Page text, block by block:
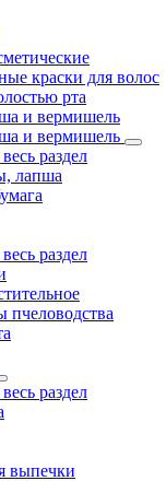
краски для волос
рта
и вермишель
и вермишель
раздел
лапша
раздел
раздел
выпечки